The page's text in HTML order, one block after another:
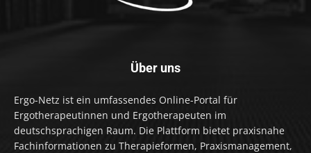
Über uns
Ergo-Netz ist ein umfassendes Online-Portal für
Ergotherapeutinnen und Ergotherapeuten im
deutschsprachigen Raum. Die Plattform bietet praxisnahe
Fachinformationen zu Therapieformen, Praxismanagement,